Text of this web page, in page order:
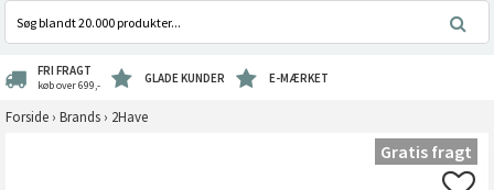
FRI FRAGT
køb over 699,- GLADE KUNDER E-MÆRKET
Forside › Brands › 2Have
Gratis fragt